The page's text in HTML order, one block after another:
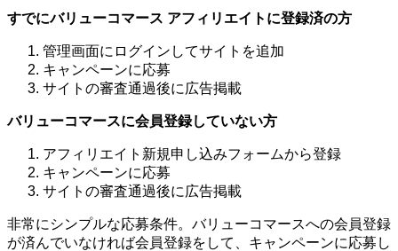
すでにバリューコマース アフィリエイトに登録済の方
管理画面にログインしてサイトを追加
キャンペーンに応募
サイトの審査通過後に広告掲載
バリューコマースに会員登録していない方
アフィリエイト新規申し込みフォームから登録
キャンペーンに応募
サイトの審査通過後に広告掲載
非常にシンプルな応募条件。バリューコマースへの会員登録
が済んでいなければ会員登録をして、キャンペーンに応募し